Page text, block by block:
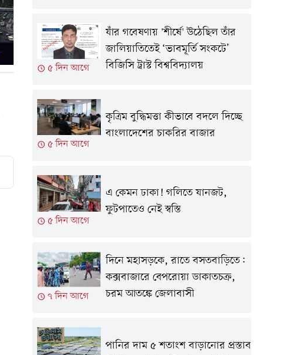
৫ দিন আগে
যাঁর গবেষণায় 'শীর্ষে' উঠেছিল তাঁর
জালিয়াতিতেই ‘ভাবমূর্তি সংকটে’
বিজিসি ট্রাস্ট বিশ্ববিদ্যালয়
৫ দিন আগে
কৃত্রিম বুদ্ধিমত্তা কীভাবে বদলে দিচ্ছে
বাংলাদেশের চাকরির বাজার
৫ দিন আগে
এ কেমন ঢাকা! গলিতে যানজট,
ফুটপাতেও নেই স্বস্তি
৭ দিন আগে
দিনে মহাসড়কে, রাতে বসতবাড়িতে:
কক্সবাজারে বেপরোয়া ডাকাতচক্র,
চরম আতঙ্কে জেলাবাসী
পানির দাম ৫ শতাংশ বাড়ানোর প্রস্তাব